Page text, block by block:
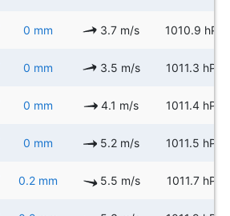
0 mm 3.7 m/s 1010.9 hPa
0 mm 3.5 m/s 1011.3 hPa
0 mm 4.1 m/s 1011.4 hPa
0 mm 5.2 m/s 1011.5 hPa
0.2 mm 5.5 m/s 1011.7 hPa